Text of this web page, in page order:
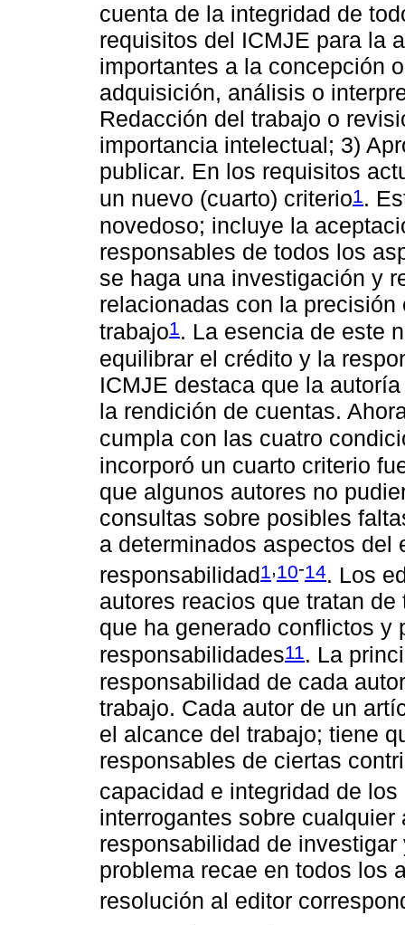
cuenta de la integridad de
requisitos del ICMJE para la
importantes a la concepción
adquisición, análisis o
Redacción del trabajo o
importancia intelectual; 3)
publicar. En los requisitos
un nuevo (cuarto) criterio1 .
novedoso; incluye la
responsables de todos los
se haga una investigación y
relacionadas con la
trabajo1. La esencia de este
equilibrar el crédito y la
ICMJE destaca que la
la rendición de cuentas.
cumpla con las cuatro
incorporó un cuarto criterio
que algunos autores no
consultas sobre posibles
a determinados aspectos del
responsabilidad1,10-14. Los
autores reacios que tratan
que ha generado conflictos y
responsabilidades11 . La
responsabilidad de cada
trabajo. Cada autor de un
el alcance del trabajo; tiene
responsables de ciertas
capacidad e integridad de los
interrogantes sobre
responsabilidad de
problema recae en todos los
resolución al editor